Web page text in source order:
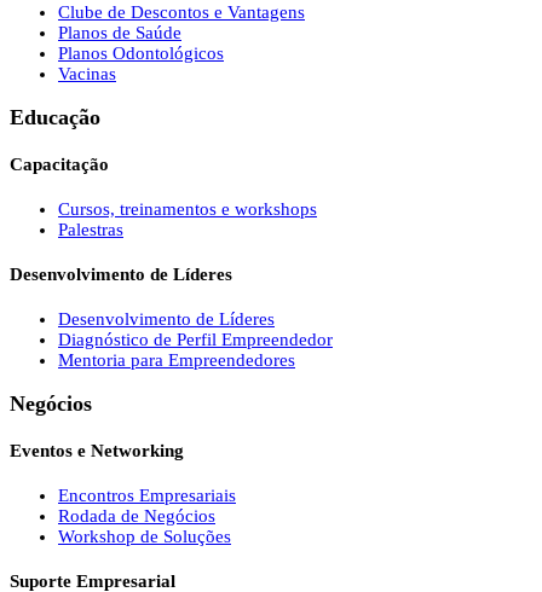
Clube de Descontos e Vantagens
Planos de Saúde
Planos Odontológicos
Vacinas
Educação
Capacitação
Cursos, treinamentos e workshops
Palestras
Desenvolvimento de Líderes
Desenvolvimento de Líderes
Diagnóstico de Perfil Empreendedor
Mentoria para Empreendedores
Negócios
Eventos e Networking
Encontros Empresariais
Rodada de Negócios
Workshop de Soluções
Suporte Empresarial